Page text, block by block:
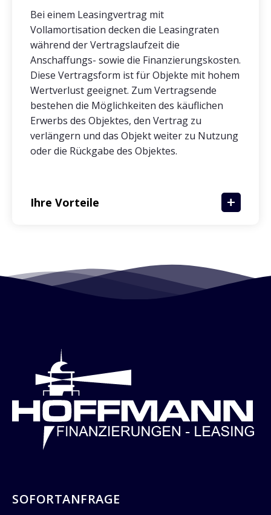
Bei einem Leasingvertrag mit
Vollamortisation decken die Leasingraten
während der Vertragslaufzeit die
Anschaffungs- sowie die Finanzierungskosten.
Diese Vertragsform ist für Objekte mit hohem
Wertverlust geeignet. Zum Vertragsende
bestehen die Möglichkeiten des käuflichen
Erwerbs des Objektes, den Vertrag zu
verlängern und das Objekt weiter zu Nutzung
oder die Rückgabe des Objektes.
Ihre Vorteile
SOFORTANFRAGE